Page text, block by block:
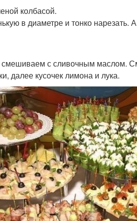
колбасой.
в диаметре и тонко
с сливочным маслом.
далее кусочек лимона и лука.